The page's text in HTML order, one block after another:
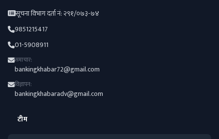
सूचना विभाग दर्ता नं: २९१/०७३-७४
9851215417
01-5908911
समाचार:
bankingkhabar72@gmail.com
विज्ञापन:
bankingkhabaradv@gmail.com
टीम